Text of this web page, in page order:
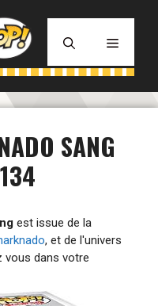
MENU
SANG
est issue de la
, et de l'univers
vous dans votre